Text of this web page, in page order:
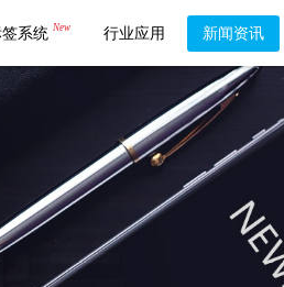
系统 New 行业应用 新闻资讯